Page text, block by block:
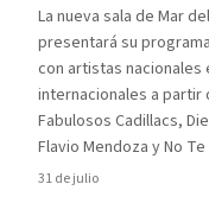
La nueva sala de Mar
presentará su
con artistas nacionales
internacionales a partir
Fabulosos Cadillacs,
Flavio Mendoza y No Te
31 de julio